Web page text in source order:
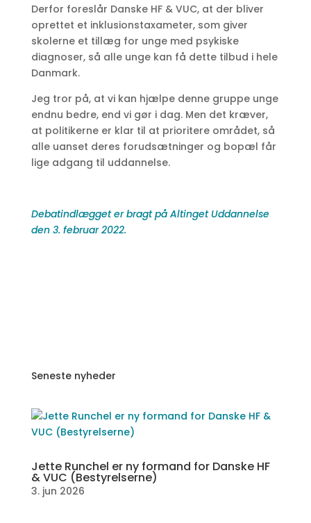
Derfor foreslår Danske HF & VUC, at der bliver
oprettet et inklusionstaxameter, som giver
skolerne et tillæg for unge med psykiske
diagnoser, så alle unge kan få dette tilbud i hele
Danmark.
Jeg tror på, at vi kan hjælpe denne gruppe unge
endnu bedre, end vi gør i dag. Men det kræver,
at politikerne er klar til at prioritere området, så
alle uanset deres forudsætninger og bopæl får
lige adgang til uddannelse.
Debatindlægget er bragt på Altinget Uddannelse
den 3. februar 2022.
Seneste nyheder
Jette Runchel er ny formand for Danske HF
& VUC (Bestyrelserne)
3. jun 2026